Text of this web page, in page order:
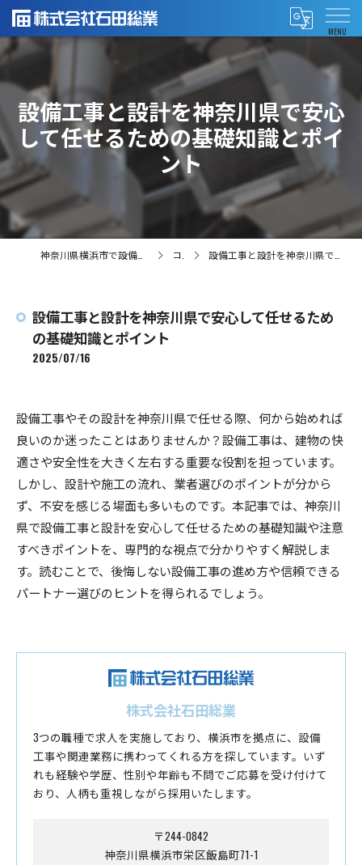
設備工事と設計を神奈川県で安心
して任せるための基礎知識とポイ
ント
コラム 設備工事と設計を神奈川県で安心して任せるための基礎知識とポイント
設備工事と設計を神奈川県で安心して任せるため
の基礎知識とポイント
2025/07/16
設備工事やその設計を神奈川県で任せる際、何から始めれば
良いのか迷ったことはありませんか？設備工事は、建物の快
適さや安全性を大きく左右する重要な役割を担っています。
しかし、設計や施工の流れ、業者選びのポイントが分から
ず、不安を感じる場面も多いものです。本記事では、神奈川
県で設備工事と設計を安心して任せるための基礎知識や注意
すべきポイントを、専門的な視点で分かりやすく解説しま
す。読むことで、後悔しない設備工事の進め方や信頼できる
パートナー選びのヒントを得られるでしょう。
株式会社石田総業
3つの職種で求人を実施しており、横浜市を拠点に、設備
工事や関連業務に携わってくれる方を探しています。いず
れも経験や学歴、性別や年齢も不問でご応募を受け付けて
おり、人柄も重視しながら採用いたします。
〒244-0842
神奈川県横浜市栄区飯島町71-1